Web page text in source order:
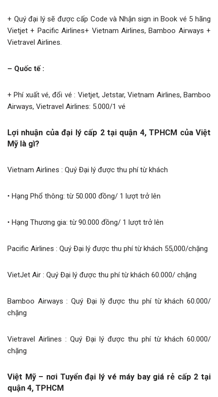
+ Quý đại lý sẽ được cấp Code và Nhận sign in Book vé 5 hãng
Vietjet + Pacific Airlines+ Vietnam Airlines, Bamboo Airways +
Vietravel Airlines.
– Quốc tế :
+ Phí xuất vé, đổi vé : Vietjet, Jetstar, Vietnam Airlines, Bamboo
Airways, Vietravel Airlines: 5.000/1 vé
Lợi nhuận của đại lý cấp 2 tại quận 4, TPHCM của Việt
Mỹ là gì?
Vietnam Airlines : Quý Đại lý được thu phí từ khách
• Hạng Phổ thông: từ 50.000 đồng/ 1 lượt trở lên
• Hạng Thương gia: từ 90.000 đồng/ 1 lượt trở lên
Pacific Airlines : Quý Đại lý được thu phí từ khách 55,000/chặng
VietJet Air : Quý Đại lý được thu phí từ khách 60.000/ chặng
Bamboo Airways : Quý Đại lý được thu phí từ khách 60.000/
chặng
Vietravel Airlines : Quý Đại lý được thu phí từ khách 60.000/
chặng
Việt Mỹ – nơi Tuyển đại lý vé máy bay giá rẻ cấp 2 tại
quận 4, TPHCM